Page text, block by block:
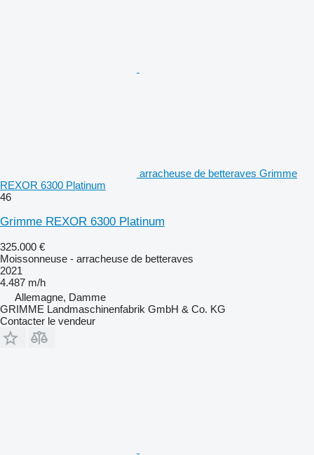
arracheuse de betteraves Grimme
REXOR 6300 Platinum
46
Grimme REXOR 6300 Platinum
325.000 €
Moissonneuse - arracheuse de betteraves
2021
4.487 m/h
Allemagne, Damme
GRIMME Landmaschinenfabrik GmbH & Co. KG
Contacter le vendeur